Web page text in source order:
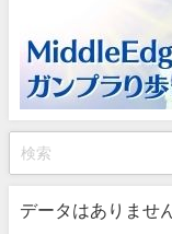
データはありませ